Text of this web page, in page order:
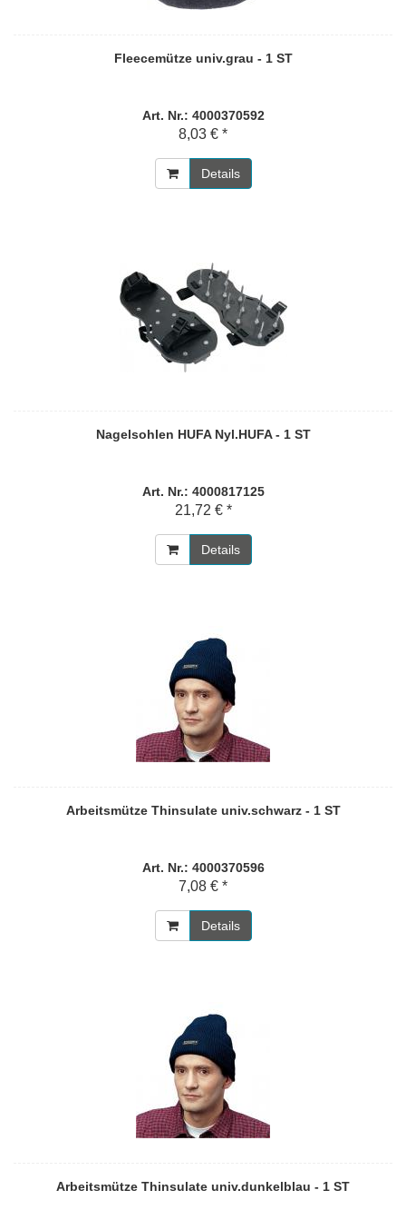
Fleecemütze univ.grau - 1 ST
Art. Nr.: 4000370592
8,03 € *
Details
Nagelsohlen HUFA Nyl.HUFA - 1 ST
Art. Nr.: 4000817125
21,72 € *
Details
Arbeitsmütze Thinsulate univ.schwarz - 1 ST
Art. Nr.: 4000370596
7,08 € *
Details
Arbeitsmütze Thinsulate univ.dunkelblau - 1 ST